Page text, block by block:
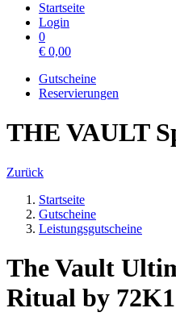
Startseite
Login
0
€ 0,00
Gutscheine
Reservierungen
THE VAULT
Zurück
Startseite
Gutscheine
Leistungsgutscheine
The Vault
Ritual by